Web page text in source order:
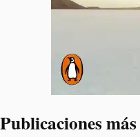
Publicaciones